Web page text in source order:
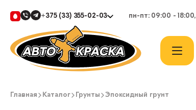
+375 (33) 355-02-03 пн-пт: 09:00 -
Главная Каталог Грунты Эпоксидный грунт